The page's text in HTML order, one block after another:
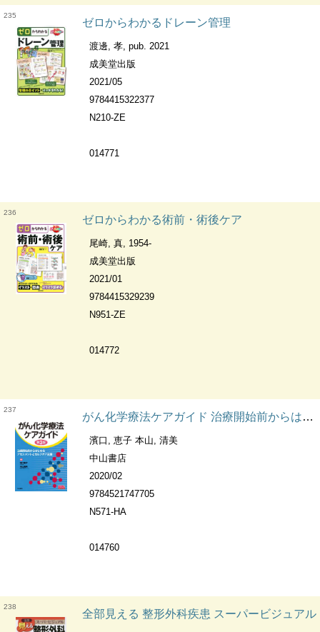
235
ゼロからわかるドレーン管理
渡邊, 孝, pub. 2021
成美堂出版
2021/05
9784415322377
N210-ZE
014771
236
ゼロからわかる術前・術後ケア
尾崎, 真, 1954-
成美堂出版
2021/01
9784415329239
N951-ZE
014772
237
がん化学療法ケアガイド 治療開始前からはじめるアセスメントとセルフケア支援 ベスト・プラクティスコレクション
濱口, 恵子 本山, 清美
中山書店
2020/02
9784521747705
N571-HA
014760
238
全部見える 整形外科疾患 スーパービジュアル